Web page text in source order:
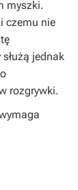
myszki.
czemu nie
jednak
rozgrywki.